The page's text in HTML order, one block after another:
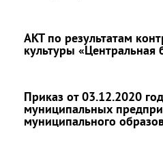
АКТ по результатам
культуры
Приказ от 03.12.2020
муниципальных
муниципального